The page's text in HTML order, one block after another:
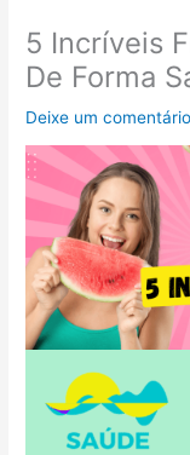
5 Incríveis
De Forma
Deixe um comentário